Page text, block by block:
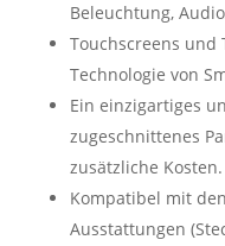
Beleuchtung,
Touchscreens und
Technologie von
Ein einzigartiges
zugeschnittenes
zusätzliche Kosten.
Kompatibel mit
Ausstattungen